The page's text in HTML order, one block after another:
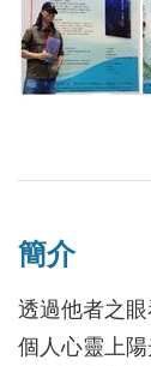
簡介
透過他者之
個人心靈上